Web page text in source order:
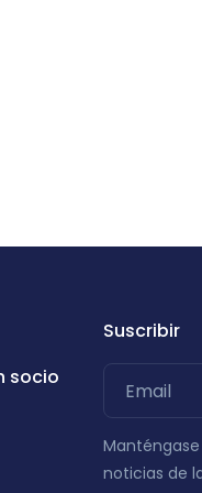
socio
Suscribir
noticias de